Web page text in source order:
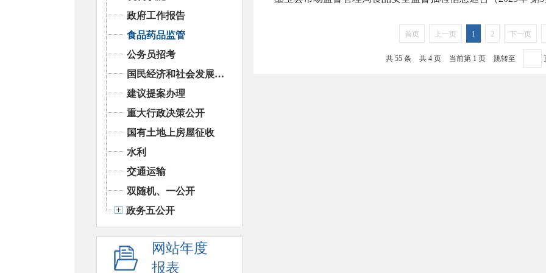
政府工作报告
食品药品监管
公务员招考
国民经济和社会发展统计信息
建议提案办理
重大行政决策公开
国有土地上房屋征收
水利
交通运输
双随机、一公开
政务五公开
网站年度
报表
首页 上一页 1 2 下一页
共 55 条 共 4 页 当前第 1 页 跳转至